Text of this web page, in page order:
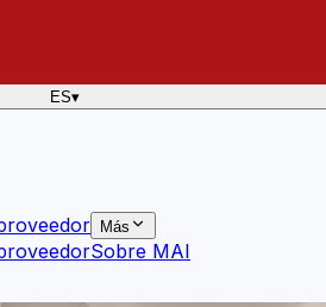
ES▾
Más
Sobre MAI